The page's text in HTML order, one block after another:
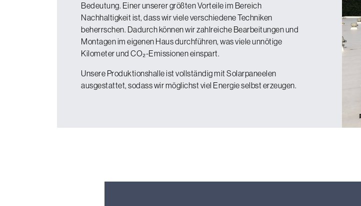
Bedeutung. Einer unserer größten Vorteile im Bereich
Nachhaltigkeit ist, dass wir viele verschiedene Techniken
beherrschen. Dadurch können wir zahlreiche Bearbeitungen und
Montagen im eigenen Haus durchführen, was viele unnötige
Kilometer und CO₂-Emissionen einspart.
Unsere Produktionshalle ist vollständig mit Solarpaneelen
ausgestattet, sodass wir möglichst viel Energie selbst erzeugen.